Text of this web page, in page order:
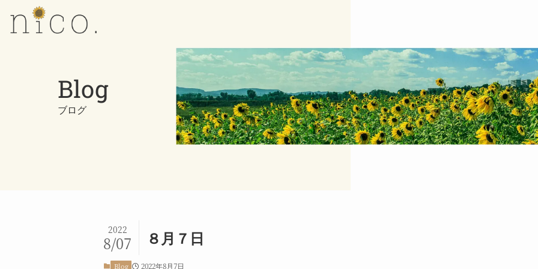
Blog
ブログ
８月７日
2022
8/07
Blog 2022年8月7日